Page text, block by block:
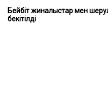
Бейбіт жиналыстар мен
бекітілді